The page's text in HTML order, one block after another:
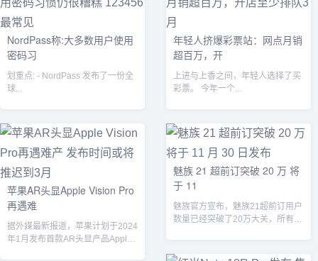
NordPass称:大多数用户使用
密码习
划重点: - NordPass 发布了一份全
球...
年轻人挤爆彩票站：网点月销
超百万，开
上进与上香之间，年轻人选择了买
彩票。 今年一个...
苹果AR头显Apple Vision Pro
再遇难
据外媒最新报道，苹果计划于2024
年1月发布首款AR头显产品Apple
魅族 21 超前订突破 20 万 将
于 11
魅族官方宣布，魅族21超前订用户
数量已经突破了20万大关，所有超